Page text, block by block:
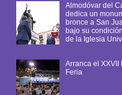
Almodóvar del
dedica un
bronce a San
bajo su
de la Iglesia
Arranca el XXVII
Feria